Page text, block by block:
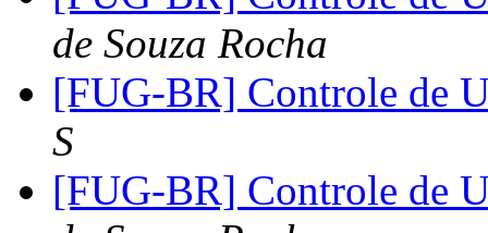
de Souza Rocha
[FUG-BR] Controle de
S
[FUG-BR] Controle de